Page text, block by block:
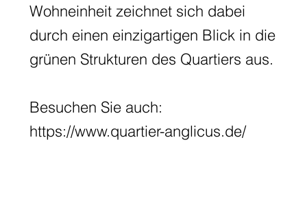
Wohneinheit zeichnet sich dabei
durch einen einzigartigen Blick in die
grünen Strukturen des Quartiers aus.
Besuchen Sie auch:
https://www.quartier-anglicus.de/